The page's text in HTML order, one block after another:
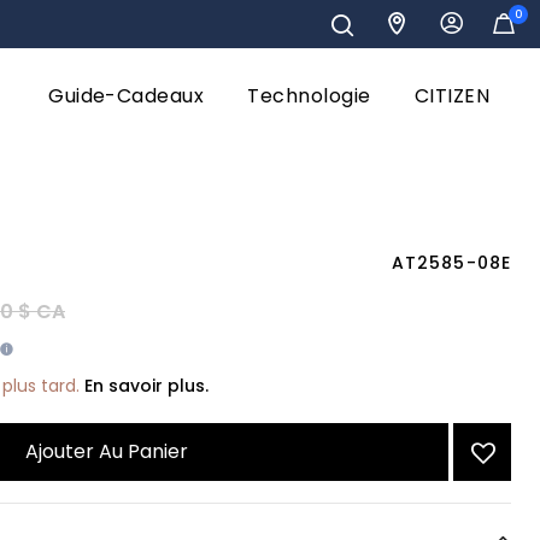
Guide-Cadeaux Technologie CITIZEN
0
AT2585-08E
de
$ CAà
tard. En savoir plus.
Ajouter Au Panier